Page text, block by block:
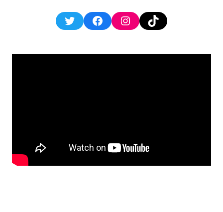
TwitterFacebookInstagram
TikTok